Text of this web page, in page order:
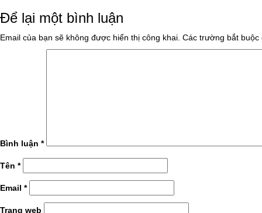
ngày
đầy
Để lại một bình luận
Email của bạn sẽ không được hiển thị công khai. Các trường bắt buộc
Bình luận *
Tên *
Email *
Trang web